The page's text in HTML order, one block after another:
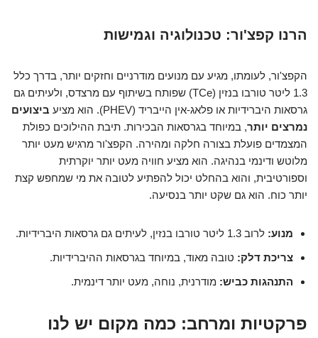
הרנו קפצ'ור: טכנולוגיה וגמישות
הקפצ'ור, לעומתו, מגיע עם מנועים מודרניים וחזקים יותר, בדרך כלל
1.3 ליטר טורבו בנזין (TCe) שפותח בשיתוף עם מרצדס, ולעיתים גם
גרסאות היברידיות או פלאג-אין הייבריד (PHEV). הוא מציע
ביצועים
נמרצים יותר, במיוחד בגרסאות הבכירות. תיבת ההילוכים כפולת
המצמדים פועלת בצורה חלקה ומהירה. הקפצ'ור מרגיש מעט יותר
מלוטש ודינמי בנהיגה. הוא מציע חוויה מעט יותר יוקרתית
וספורטיבית, והוא בהחלט יכול להפתיע לטובה את מי שמחפש קצת
יותר כוח. הוא גם שקט יותר בנסיעה.
מנוע: לרוב 1.3 ליטר טורבו בנזין, לעיתים גם גרסאות היברידיות.
צריכת דלק: טובה מאוד, במיוחד בגרסאות ההיברידיות.
התנהגות כביש: מודרנית, נוחה, מעט יותר דינמית.
פרקטיות ומרחב: כמה מקום יש לנו